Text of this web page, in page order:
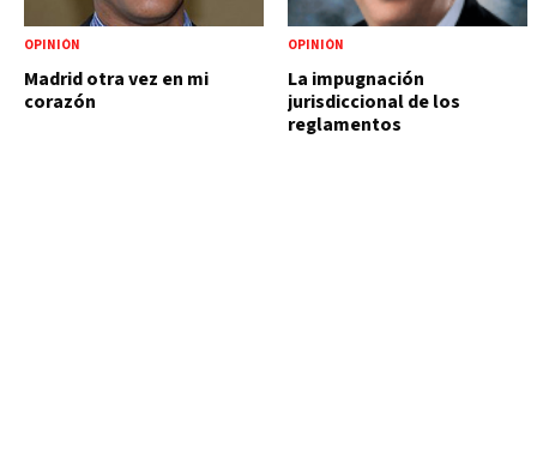
OPINIÓN
Madrid otra vez en mi
corazón
OPINIÓN
La impugnación
jurisdiccional de los
reglamentos